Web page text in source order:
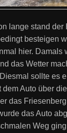
lange stand der
besteigen
hier. Damals
das Wetter
sollte es
Auto über
das
das Auto
Weg